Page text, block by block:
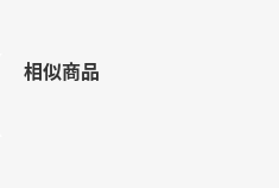
相似商品